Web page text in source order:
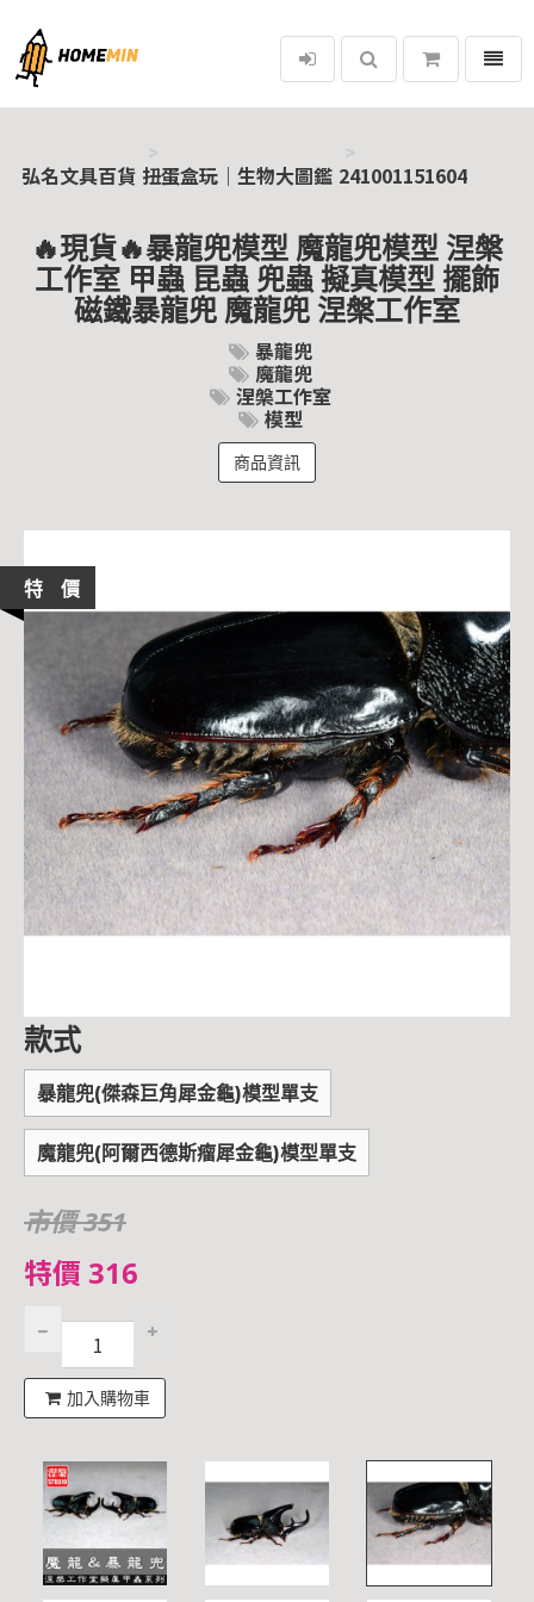
弘名文具百貨
選單
弘名文具百貨 扭蛋盒玩｜生物大圖鑑 241001151604
🔥現貨🔥暴龍兜模型 魔龍兜模型 涅槃
工作室 甲蟲 昆蟲 兜蟲 擬真模型 擺飾
磁鐵暴龍兜 魔龍兜 涅槃工作室
暴龍兜
魔龍兜
涅槃工作室
模型
商品資訊
特 價
款式
暴龍兜(傑森巨角犀金龜)模型單支
魔龍兜(阿爾西德斯瘤犀金龜)模型單支
市價 351
特價 316
加入購物車